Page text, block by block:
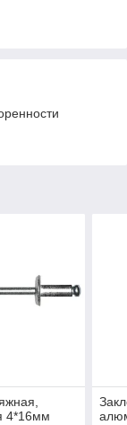
4*16мм